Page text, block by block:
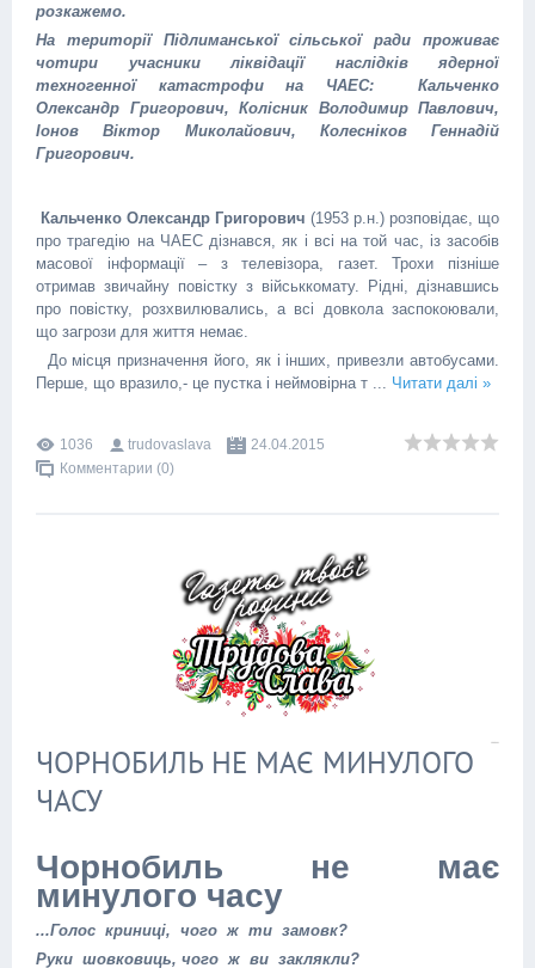
розкажемо.
На території Підлиманської сільської ради проживає
чотири учасники ліквідації наслідків ядерної
техногенної катастрофи на ЧАЕС: Кальченко
Олександр Григорович, Колісник Володимир Павлович,
Іонов Віктор Миколайович, Колесніков Геннадій
Григорович.
Кальченко Олександр Григорович (1953 р.н.) розповідає, що
про трагедію на ЧАЕС дізнався, як і всі на той час, із засобів
масової інформації – з телевізора, газет. Трохи пізніше
отримав звичайну повістку з військкомату. Рідні, дізнавшись
про повістку, розхвилювались, а всі довкола заспокоювали,
що загрози для життя немає.
До місця призначення його, як і інших, привезли автобусами.
Перше, що вразило,- це пустка і неймовірна т
Читати далі »
1036 trudovaslava
24.04.2015
Комментарии (0)
ЧОРНОБИЛЬ НЕ МАЄ МИНУЛОГО
ЧАСУ
Чорнобиль не має
минулого часу
...Голос криниці, чого ж ти замовк?
Руки шовковиць, чого ж ви заклякли?